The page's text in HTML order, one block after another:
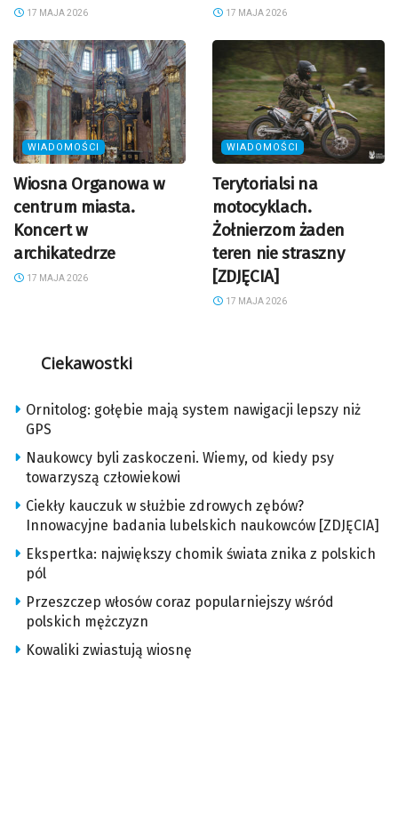
17 MAJA 2026 17 MAJA 2026
WIADOMOŚCI
Wiosna Organowa w
centrum miasta.
Koncert w
archikatedrze
17 MAJA 2026
WIADOMOŚCI
Terytorialsi na
motocyklach.
Żołnierzom żaden
teren nie straszny
[ZDJĘCIA]
17 MAJA 2026
Ciekawostki
Ornitolog: gołębie mają system nawigacji lepszy niż
GPS
Naukowcy byli zaskoczeni. Wiemy, od kiedy psy
towarzyszą człowiekowi
Ciekły kauczuk w służbie zdrowych zębów?
Innowacyjne badania lubelskich naukowców [ZDJĘCIA]
Ekspertka: największy chomik świata znika z polskich
pól
Przeszczep włosów coraz popularniejszy wśród
polskich mężczyzn
Kowaliki zwiastują wiosnę